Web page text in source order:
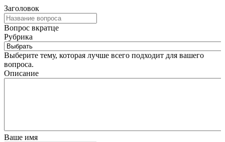
Заголовок
Вопрос вкратце
Рубрика
Выберите тему, которая лучше всего подходит для вашего
вопроса.
Описание
Ваше имя